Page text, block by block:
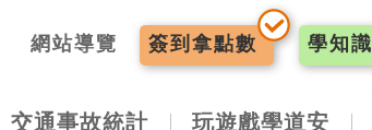
網站導覽 簽到 拿點數 學知識
交通事故統計 玩遊戲學道安